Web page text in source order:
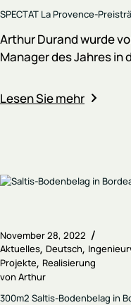
SPECTAT La Provence-
Arthur Durand wurde
Manager des Jahres in
Lesen Sie mehr
November 28, 2022
Aktuelles Deutsch
Projekte Realisierung
von Arthur
300m2 Saltis-Bodenbelag in